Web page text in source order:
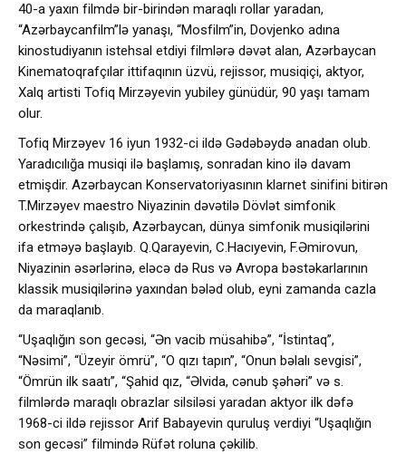
40-a yaxın filmdə bir-birindən maraqlı rollar yaradan,
“Azərbaycanfilm”lə yanaşı, “Mosfilm”in, Dovjenko adına
kinostudiyanın istehsal etdiyi filmlərə dəvət alan, Azərbaycan
Kinematoqrafçılar ittifaqının üzvü, rejissor, musiqiçi, aktyor,
Xalq artisti Tofiq Mirzəyevin yubiley günüdür, 90 yaşı tamam
olur.
Tofiq Mirzəyev 16 iyun 1932-ci ildə Gədəbəydə anadan olub.
Yaradıcılığa musiqi ilə başlamış, sonradan kino ilə davam
etmişdir. Azərbaycan Konservatoriyasının klarnet sinifini bitirən
T.Mirzəyev maestro Niyazinin dəvətilə Dövlət simfonik
orkestrində çalışıb, Azərbaycan, dünya simfonik musiqilərini
ifa etməyə başlayıb. Q.Qarayevin, C.Hacıyevin, F.Əmirovun,
Niyazinin əsərlərinə, eləcə də Rus və Avropa bəstəkarlarının
klassik musiqilərinə yaxından bələd olub, eyni zamanda cazla
da maraqlanıb.
“Uşaqlığın son gecəsi, “Ən vacib müsahibə”, “İstintaq”,
“Nəsimi”, “Üzeyir ömrü”, “O qızı tapın”, “Onun bəlalı sevgisi”,
“Ömrün ilk saatı”, “Şahid qız, “Əlvida, cənub şəhəri” və s.
filmlərdə maraqlı obrazlar silsiləsi yaradan aktyor ilk dəfə
1968-ci ildə rejissor Arif Babayevin quruluş verdiyi “Uşaqlığın
son gecəsi” filmində Rüfət roluna çəkilib.